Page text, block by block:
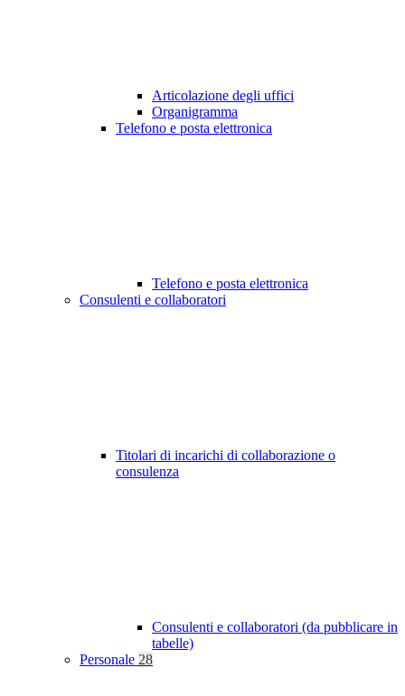
Articolazione degli uffici
Organigramma
Telefono e posta elettronica
Telefono e posta elettronica
Consulenti e collaboratori
Titolari di incarichi di collaborazione o
consulenza
Consulenti e collaboratori (da pubblicare in
tabelle)
Personale 28